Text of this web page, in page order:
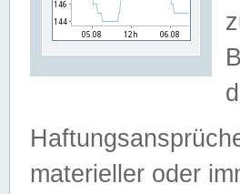
materieller oder